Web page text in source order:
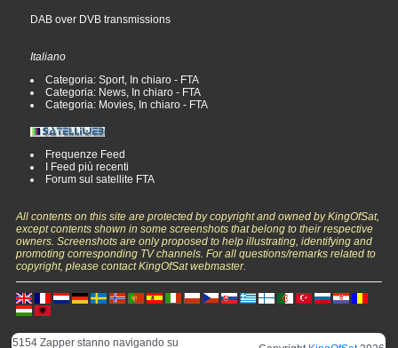
DAB over DVB transmissions
Italiano
Categoria: Sport, In chiaro - FTA
Categoria: News, In chiaro - FTA
Categoria: Movies, In chiaro - FTA
Frequenze Feed
I Feed più recenti
Forum sul satellite FTA
All contents on this site are protected by copyright and owned by KingOfSat,
except contents shown in some screenshots that belong to their respective
owners. Screenshots are only proposed to help illustrating, identifying and
promoting corresponding TV channels. For all questions/remarks related to
copyright, please contact KingOfSat webmaster.
5154 Zapper stanno navigando su